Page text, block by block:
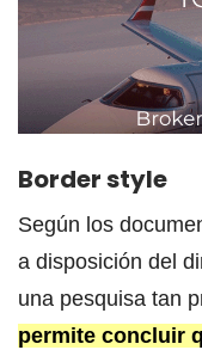
Border style
Según los
a disposición del
una pesquisa tan
permite concluir